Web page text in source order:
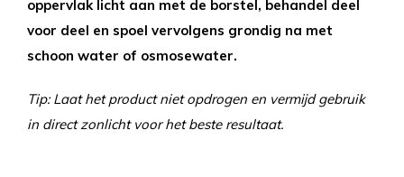
oppervlak licht aan met de borstel, behandel deel
voor deel en spoel vervolgens grondig na met
schoon water of osmosewater.
Tip: Laat het product niet opdrogen en vermijd gebruik
in direct zonlicht voor het beste resultaat.